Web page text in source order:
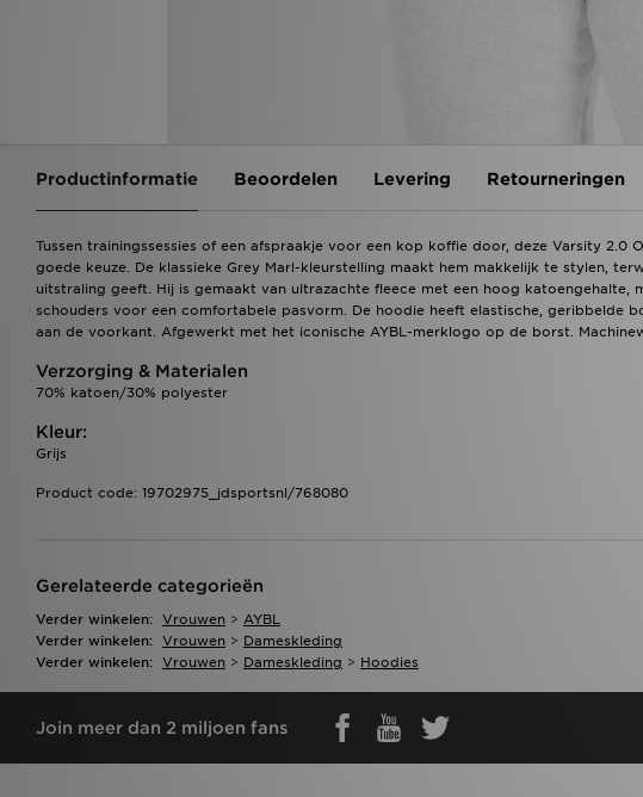
Productinformatie Beoordelen Levering Retourneringen
Tussen trainingssessies of een afspraakje voor een kop koffie door, deze Varsity 2.0
goede keuze. De klassieke Grey Marl-kleurstelling maakt hem makkelijk te stylen,
uitstraling geeft. Hij is gemaakt van ultrazachte fleece met een hoog katoengehalte,
schouders voor een comfortabele pasvorm. De hoodie heeft elastische, geribbelde
aan de voorkant. Afgewerkt met het iconische AYBL-merklogo op de borst.
Verzorging & Materialen
70% katoen/30% polyester
Kleur:
Grijs
Product code: 19702975_jdsportsnl/768080
Gerelateerde categorieën
Verder winkelen: Vrouwen > AYBL
Verder winkelen: Vrouwen > Dameskleding
Verder winkelen: Vrouwen > Dameskleding > Hoodies
Join meer dan 2 miljoen fans